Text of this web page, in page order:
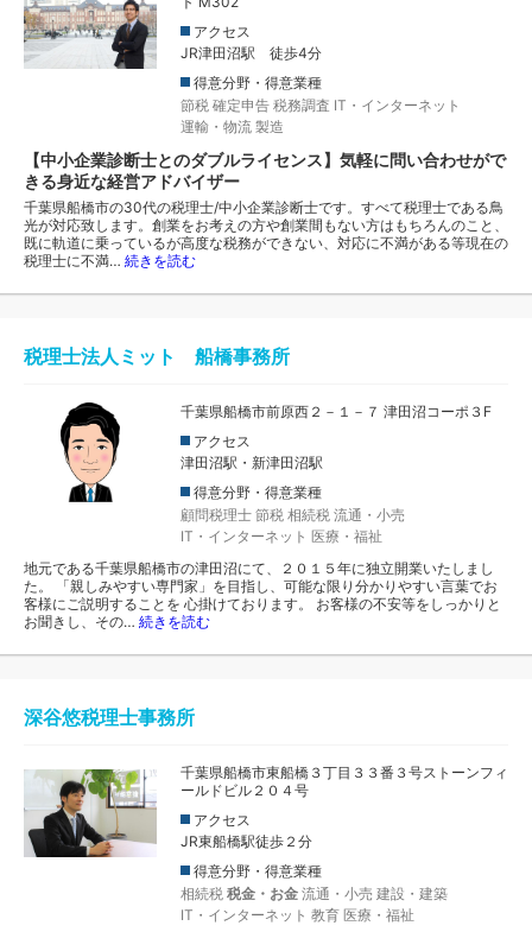
アクセス
JR津田沼駅 徒歩4分
得意分野・得意業種
節税 確定申告 税務調査 IT・インターネット
運輸・物流 製造
【中小企業診断士とのダブルライセンス】気軽に問い合わせがで
きる身近な経営アドバイザー
千葉県船橋市の30代の税理士/中小企業診断士です。すべて税理士である鳥
光が対応致します。創業をお考えの方や創業間もない方はもちろんのこと、
既に軌道に乗っているが高度な税務ができない、対応に不満がある等現在の
税理士に不満… 続きを読む
税理士法人ミット 船橋事務所
千葉県船橋市前原西２－１－７ 津田沼コーポ３F
アクセス
津田沼駅・新津田沼駅
得意分野・得意業種
顧問税理士 節税 相続税 流通・小売
IT・インターネット 医療・福祉
地元である千葉県船橋市の津田沼にて、２０１５年に独立開業いたしまし
た。 「親しみやすい専門家」を目指し、可能な限り分かりやすい言葉でお
客様にご説明することを 心掛けております。 お客様の不安等をしっかりと
お聞きし、その… 続きを読む
深谷悠税理士事務所
千葉県船橋市東船橋３丁目３３番３号ストーンフィ
ールドビル２０４号
アクセス
JR東船橋駅徒歩２分
得意分野・得意業種
相続税 税金・お金 流通・小売 建設・建築
IT・インターネット 教育 医療・福祉